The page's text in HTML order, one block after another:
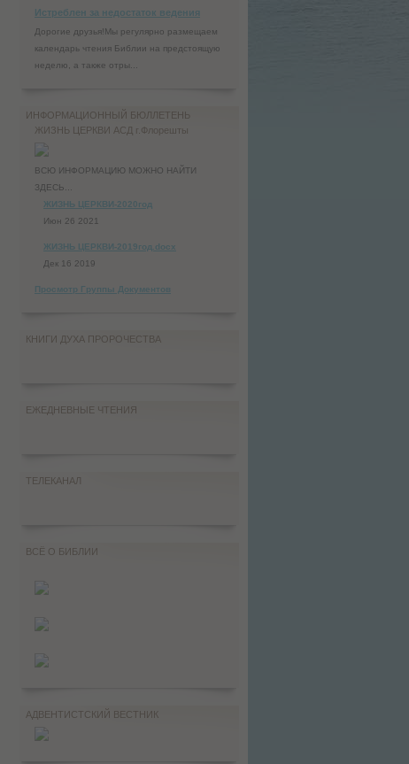
Истреблен за недостаток ведения
Дорогие друзья!Мы регулярно размещаем
календарь чтения Библии на предстоящую
неделю, а также отры...
ИНФОРМАЦИОННЫЙ БЮЛЛЕТЕНЬ
ЖИЗНЬ ЦЕРКВИ АСД г.Флорешты
ВСЮ ИНФОРМАЦИЮ МОЖНО НАЙТИ
ЗДЕСЬ...
ЖИЗНЬ ЦЕРКВИ-2020год
Июн 26 2021
ЖИЗНЬ ЦЕРКВИ-2019год.docx
Дек 16 2019
Просмотр Группы Документов
КНИГИ ДУХА ПРОРОЧЕСТВА
ЕЖЕДНЕВНЫЕ ЧТЕНИЯ
ТЕЛЕКАНАЛ
ВСЁ О БИБЛИИ
АДВЕНТИСТСКИЙ ВЕСТНИК